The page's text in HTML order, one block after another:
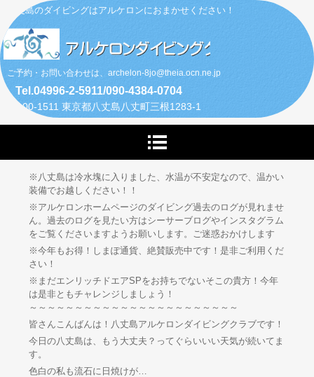
八丈島のダイビングはアルケロンにおまかせください！
ご予約・お問い合わせは、archelon-8jo@theia.ocn.ne.jp
Tel.04996-2-5911/090-4384-0704
〒100-1511 東京都八丈島八丈町三根1283-1
※八丈島は冷水塊に入りました、水温が不安定なので、温かい
装備でお越しください！！
※アルケロンホームページのダイビング過去のログが見れませ
ん。過去のログを見たい方はシーサーブログやインスタグラム
をご覧くださいますようお願いします。ご迷惑おかけします
※今年もお得！しまぽ通貨、絶賛販売中です！是非ご利用くだ
さい！
※まだエンリッチドエアSPをお持ちでないそこの貴方！今年
は是非ともチャレンジしましょう！
～～～～～～～～～～～～～～～～～～～～～～～
皆さんこんばんは！八丈島アルケロンダイビングクラブです！
今日の八丈島は、もう大丈夫？ってぐらいいい天気が続いてま
す。
色白の私も流石に日焼けが…